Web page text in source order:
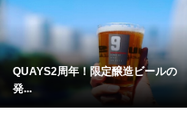
QUAYS2周年！限定醸造ビールの
発...